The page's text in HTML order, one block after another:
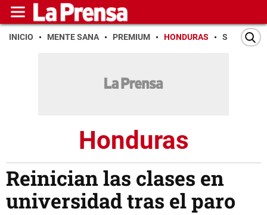
INICIO MENTE SANA PREMIUM HONDURAS SAN PEDRO
Honduras
Reinician las clases en
universidad tras el paro